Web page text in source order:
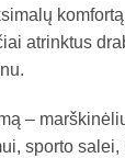
atrinktus
–
sporto